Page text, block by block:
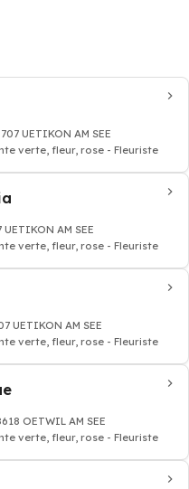
UETIKON AM SEE
verte, fleur, rose - Fleuriste
AM SEE
verte, fleur, rose - Fleuriste
UETIKON AM SEE
verte, fleur, rose - Fleuriste
OETWIL AM SEE
verte, fleur, rose - Fleuriste